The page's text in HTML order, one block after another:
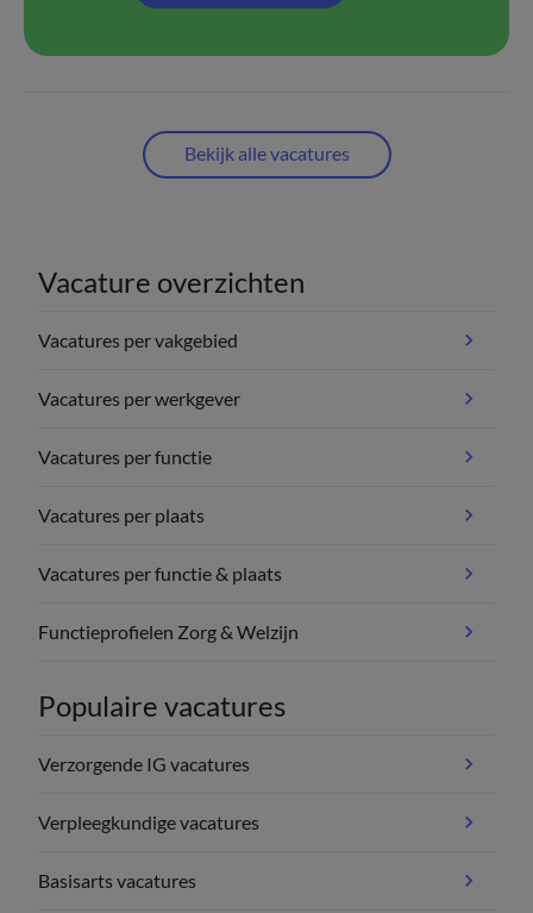
Bekijk alle vacatures
Vacature overzichten
Vacatures per vakgebied
Vacatures per werkgever
Vacatures per functie
Vacatures per plaats
Vacatures per functie & plaats
Functieprofielen Zorg & Welzijn
Populaire vacatures
Verzorgende IG vacatures
Verpleegkundige vacatures
Basisarts vacatures